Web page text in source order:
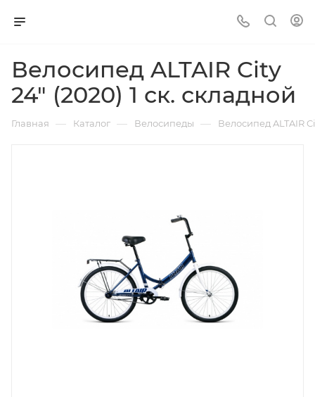
Велосипед ALTAIR City
24" (2020) 1 ск. складной
Главная — Каталог — Велосипеды — Велосипед ALTAIR